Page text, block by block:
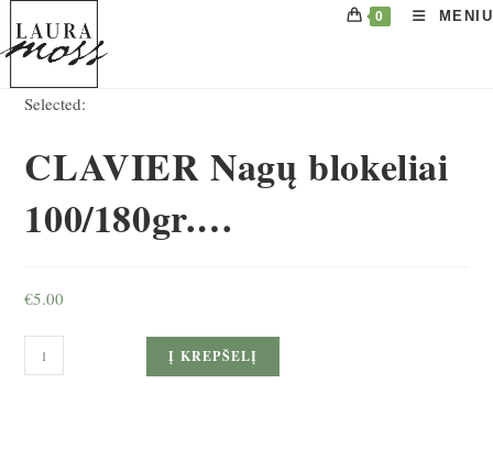
0 MENIU
Selected:
CLAVIER Nagų blokeliai
100/180gr.…
€5.00
produkto
kiekis:
Į KREPŠELĮ